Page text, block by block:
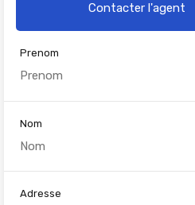
Contacter l'agent
Prenom
Nom
Adresse